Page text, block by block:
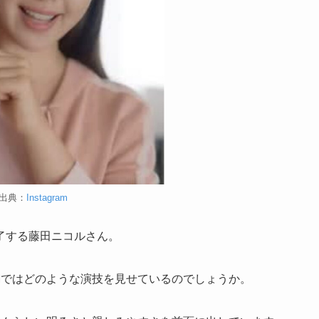
典： Instagram
る藤田ニコルさん。
はどのような演技を見せているのでしょうか。